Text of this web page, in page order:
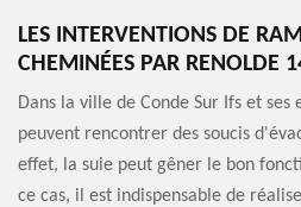
LES INTERVENTIONS DE
CHEMINÉES PAR RENOLDE
Dans la ville de Conde Sur Ifs et ses
peuvent rencontrer des soucis
effet, la suie peut gêner le bon
ce cas, il est indispensable de